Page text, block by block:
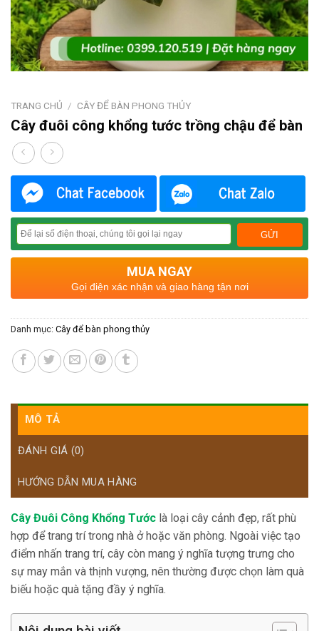
TRANG CHỦ / CÂY ĐỂ BÀN PHONG THỦY
Cây đuôi công khổng tước trồng chậu để bàn
MUA NGAY
Gọi điện xác nhận và giao hàng tận nơi
Danh mục: Cây để bàn phong thủy
MÔ TẢ
ĐÁNH GIÁ (0)
HƯỚNG DẪN MUA HÀNG
Cây Đuôi Công Khổng Tước là loại cây cảnh đẹp, rất phù
hợp để trang trí trong nhà ở hoặc văn phòng. Ngoài việc tạo
điểm nhấn trang trí, cây còn mang ý nghĩa tượng trưng cho
sự may mắn và thịnh vượng, nên thường được chọn làm quà
biếu hoặc quà tặng đầy ý nghĩa.